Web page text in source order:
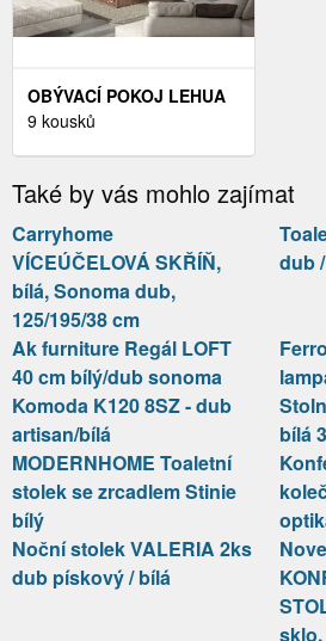
OBÝVACÍ POKOJ LEHUA
V, CRAFT
9 kousků
Také by vás mohlo zajímat
Carryhome
VÍCEÚČELOVÁ SKŘÍŇ,
bílá, Sonoma dub,
125/195/38 cm
dub
Ak furniture Regál LOFT
40 cm bílý/dub sonoma
Komoda K120 8SZ - dub
artisan/bílá
bílá
MODERNHOME Toaletní
stolek se zrcadlem Stinie
bílý
Noční stolek VALERIA 2ks
dub pískový / bílá
sklo,